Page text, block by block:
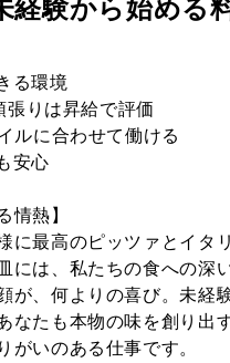
経験から始める
る環境
りは昇給で評価
ルに合わせて働ける
安心
情熱】
に最高のピッツァとイタ
には、私たちの食への深
が、何よりの喜び。未経
なたも本物の味を創り出
がいのある仕事です。